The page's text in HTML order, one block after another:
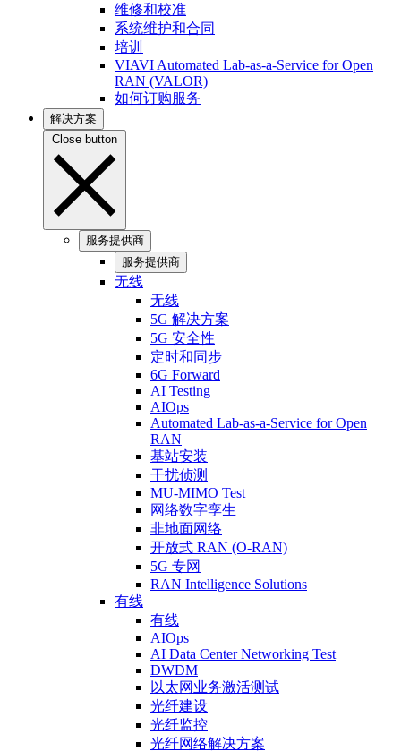
维修和校准
系统维护和合同
培训
VIAVI Automated Lab-as-a-Service for Open
RAN (VALOR)
如何订购服务
解决方案
Close button
服务提供商
服务提供商
无线
无线
5G 解决方案
5G 安全性
定时和同步
6G Forward
AI Testing
AIOps
Automated Lab-as-a-Service for Open
RAN
基站安装
干扰侦测
MU-MIMO Test
网络数字孪生
非地面网络
开放式 RAN (O-RAN)
5G 专网
RAN Intelligence Solutions
有线
有线
AIOps
AI Data Center Networking Test
DWDM
以太网业务激活测试
光纤建设
光纤监控
光纤网络解决方案